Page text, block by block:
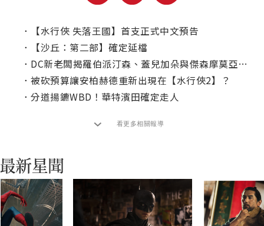
．
【水行俠 失落王國】首支正式中文預告
．
【沙丘：第二部】確定延檔
． DC新老闆揭羅伯派汀森、蓋兒加朵與傑森摩莫亞未來
． 被砍預算讓安柏赫德重新出現在【水行俠2】？
． 分道揚鑣WBD！華特濱田確定走人
看更多相關報導